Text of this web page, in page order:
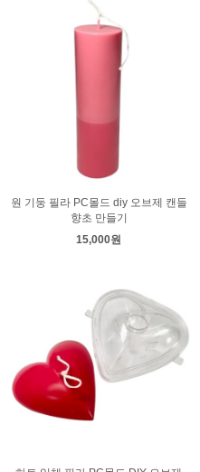
원 기둥 필라 PC몰드 diy 오브제 캔들
향초 만들기
15,000원